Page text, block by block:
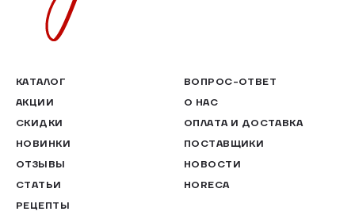
КАТАЛОГ
АКЦИИ
СКИДКИ
НОВИНКИ
ОТЗЫВЫ
СТАТЬИ
РЕЦЕПТЫ
ВОПРОС-ОТВЕТ
О НАС
ОПЛАТА И ДОСТАВКА
ПОСТАВЩИКИ
НОВОСТИ
HORECA